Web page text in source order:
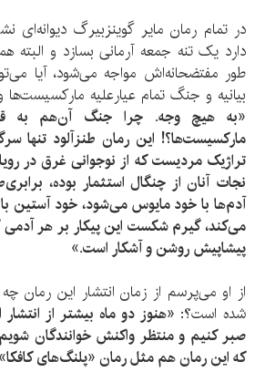
در تمام رمان مایر گوینزبیرگ
دارد یک تنه جمعه آرمانی بسازد و
طور مفتضحانه‌اش مواجه می‌شود، آیا
بیانیه و جنگ تمام عیارعلیه
«به هیچ وجه. چرا جنگ آن‌هم به
مارکسیست‌ها؟! این رمان طنزآلود تنها
تراژیک مردیست که از نوجوانی غرق در
نجات آنان از چنگال استثمار بوده،
آدم‌ها با خود مایوس می‌شود، خود آستین
می‌کند، گیرم شکست این پیکار بر هر آدمی
پیشاپیش روشن و آشکار است.»
از او می‌پرسم از زمان انتشار این رمان
شده است؟: «هنوز دو ماه بیشتر از
صبر کنیم و منتظر واکنش خوانندگان
که این رمان هم مثل رمان «پلنگ‌های